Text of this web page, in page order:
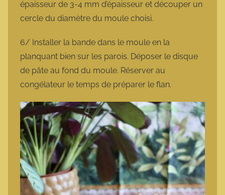
épaisseur de 3-4 mm d’épaisseur et découper un
cercle du diamètre du moule choisi.
6/ Installer la bande dans le moule en la
planquant bien sur les parois. Déposer le disque
de pâte au fond du moule. Réserver au
congélateur le temps de préparer le flan.